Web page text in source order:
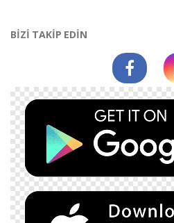
BİZİ TAKİP EDİN